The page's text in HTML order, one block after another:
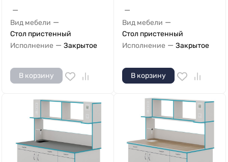
—
Вид мебели —
Стол пристенный
Исполнение — Закрытое
В корзину
—
Вид мебели —
Стол пристенный
Исполнение — Закрытое
В корзину